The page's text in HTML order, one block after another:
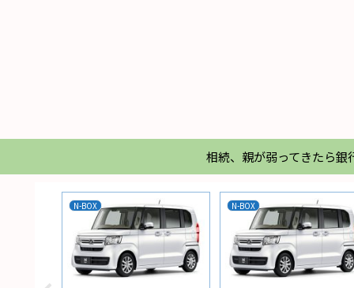
相続、親が弱ってきたら
N-BOX N-BOX